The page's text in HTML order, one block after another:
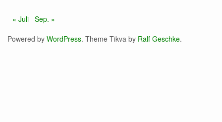
« Juli Sep. »
Powered by WordPress. Theme Tikva by Ralf Geschke.